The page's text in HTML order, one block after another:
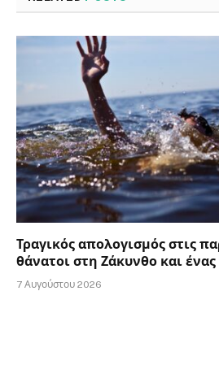
Τραγικός απολογισμός στις
θάνατοι στη Ζάκυνθο και ένας
7 Αυγούστου 2026